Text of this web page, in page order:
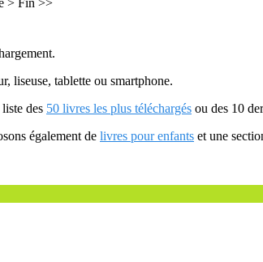
> Fin >>
liseuse, tablette ou smartphone.
des 50 livres les plus téléchargés ou des 10
également de livres pour enfants et une